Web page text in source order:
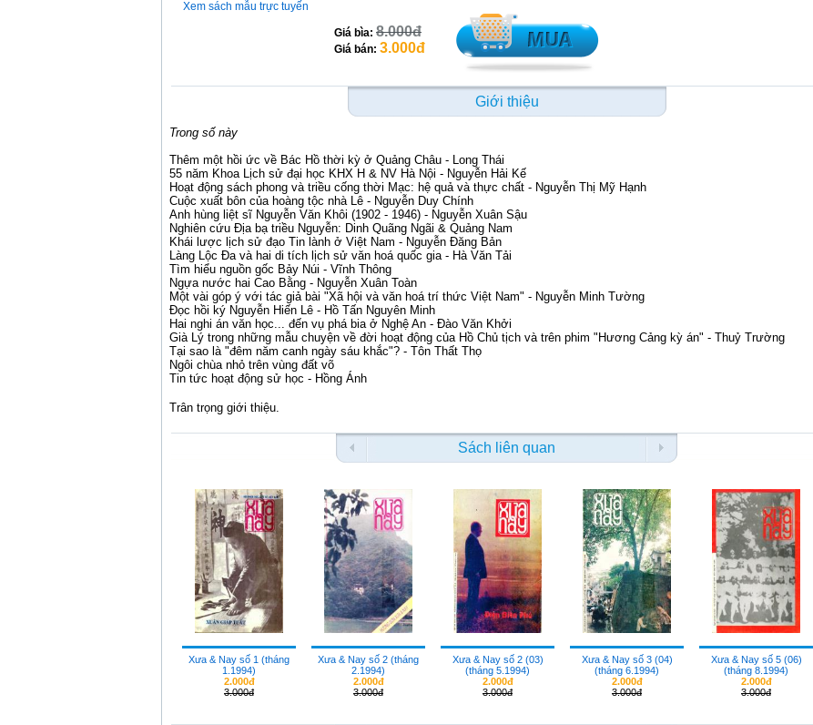
Xem sách mẫu trực tuyến
Giá bìa: 8.000đ
Giá bán: 3.000đ
Giới thiệu
Trong số này
Thêm một hồi ức về Bác Hồ thời kỳ ở Quảng Châu - Long Thái
55 năm Khoa Lịch sử đại học KHX H & NV Hà Nội - Nguyễn Hải Kế
Hoạt động sách phong và triều cống thời Mạc: hệ quả và thực chất - Nguyễn Thị Mỹ Hạnh
Cuộc xuất bôn của hoàng tộc nhà Lê - Nguyễn Duy Chính
Anh hùng liệt sĩ Nguyễn Văn Khôi (1902 - 1946) - Nguyễn Xuân Sậu
Nghiên cứu Địa bạ triều Nguyễn: Dinh Quãng Ngãi & Quảng Nam
Khái lược lịch sử đạo Tin lành ở Việt Nam - Nguyễn Đăng Bản
Làng Lộc Đa và hai di tích lịch sử văn hoá quốc gia - Hà Văn Tải
Tìm hiểu nguồn gốc Bảy Núi - Vĩnh Thông
Ngựa nước hai Cao Bằng - Nguyễn Xuân Toàn
Một vài góp ý với tác giả bài "Xã hội và văn hoá trí thức Việt Nam" - Nguyễn Minh Tường
Đọc hồi ký Nguyễn Hiến Lê - Hồ Tấn Nguyên Minh
Hai nghi án văn học... đến vụ phá bia ở Nghệ An - Đào Văn Khởi
Già Lý trong những mẫu chuyện về đời hoạt động của Hồ Chủ tịch và trên phim "Hương Cảng kỳ án" - Thuỷ Trường
Tại sao là "đêm năm canh ngày sáu khắc"? - Tôn Thất Thọ
Ngôi chùa nhỏ trên vùng đất võ
Tin tức hoạt động sử học - Hồng Ánh
Trân trọng giới thiệu.
Sách liên quan
Xưa & Nay số 1 (tháng
1.1994)
2.000đ
3.000đ
Xưa & Nay số 2 (tháng
2.1994)
2.000đ
3.000đ
Xưa & Nay số 2 (03)
(tháng 5.1994)
2.000đ
3.000đ
Xưa & Nay số 3 (04)
(tháng 6.1994)
2.000đ
3.000đ
Xưa & Nay số 5 (06)
(tháng 8.1994)
2.000đ
3.000đ